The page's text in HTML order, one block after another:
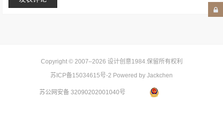
Copyright © 2007–2026 设计创意1984.保留所有权利
苏ICP备15034615号-2 Powered by Jackchen
苏公网安备 32090202001040号